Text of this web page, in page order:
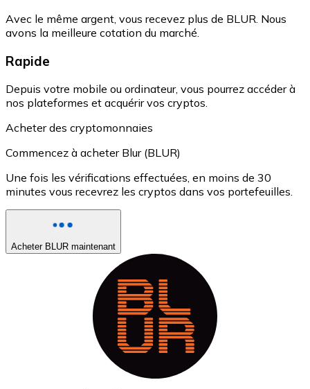
Avec le même argent, vous recevez plus de BLUR. Nous
avons la meilleure cotation du marché.
Rapide
Depuis votre mobile ou ordinateur, vous pourrez accéder à
nos plateformes et acquérir vos cryptos.
Acheter des cryptomonnaies
Commencez à acheter Blur (BLUR)
Une fois les vérifications effectuées, en moins de 30
minutes vous recevrez les cryptos dans vos portefeuilles.
Acheter BLUR maintenant